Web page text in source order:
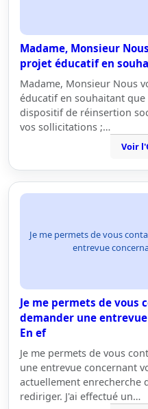
Madame, Monsieur
projet éducatif en
Madame, Monsieur Nous
éducatif en souhaitant
dispositif de réinsertion
vos sollicitations ;…
Voir
Je me permets de vous
entrevue
Je me permets de vous
demander une
En ef
Je me permets de vous
une entrevue concernant
actuellement enrecherche
rediriger. J'ai effectué un…